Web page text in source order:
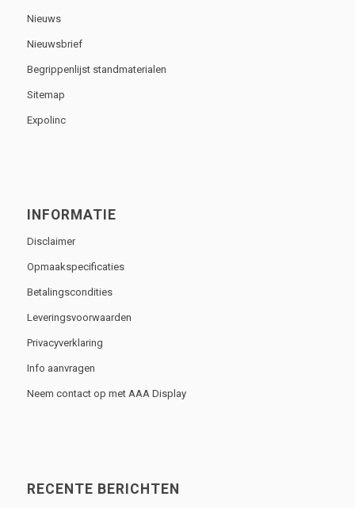
Nieuws
Nieuwsbrief
Begrippenlijst standmaterialen
Sitemap
Expolinc
INFORMATIE
Disclaimer
Opmaakspecificaties
Betalingscondities
Leveringsvoorwaarden
Privacyverklaring
Info aanvragen
Neem contact op met AAA Display
RECENTE BERICHTEN